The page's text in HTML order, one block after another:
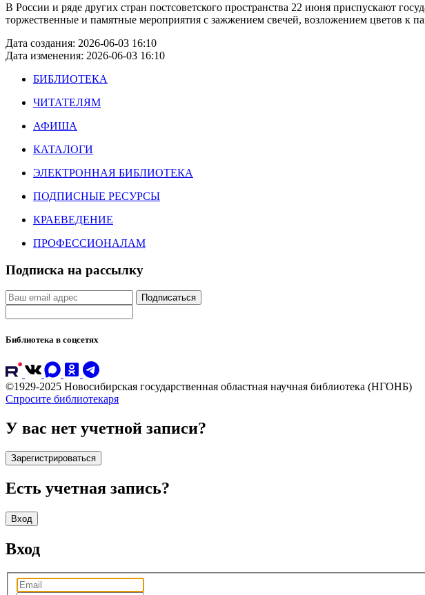
В России и ряде других стран постсоветского пространства 22 июня приспускают
торжественные и памятные мероприятия с зажжением свечей, возложением цветов к
Дата создания: 2026-06-03 16:10
Дата изменения: 2026-06-03 16:10
БИБЛИОТЕКА
ЧИТАТЕЛЯМ
АФИША
КАТАЛОГИ
ЭЛЕКТРОННАЯ БИБЛИОТЕКА
ПОДПИСНЫЕ РЕСУРСЫ
КРАЕВЕДЕНИЕ
ПРОФЕССИОНАЛАМ
Подписка на рассылку
Подписаться
Библиотека в соцсетях
©1929-2025 Новосибирская государственная областная научная библиотека (НГОНБ)
Спросите библиотекаря
У вас нет учетной записи?
Зарегистрироваться
Есть учетная запись?
Вход
Вход